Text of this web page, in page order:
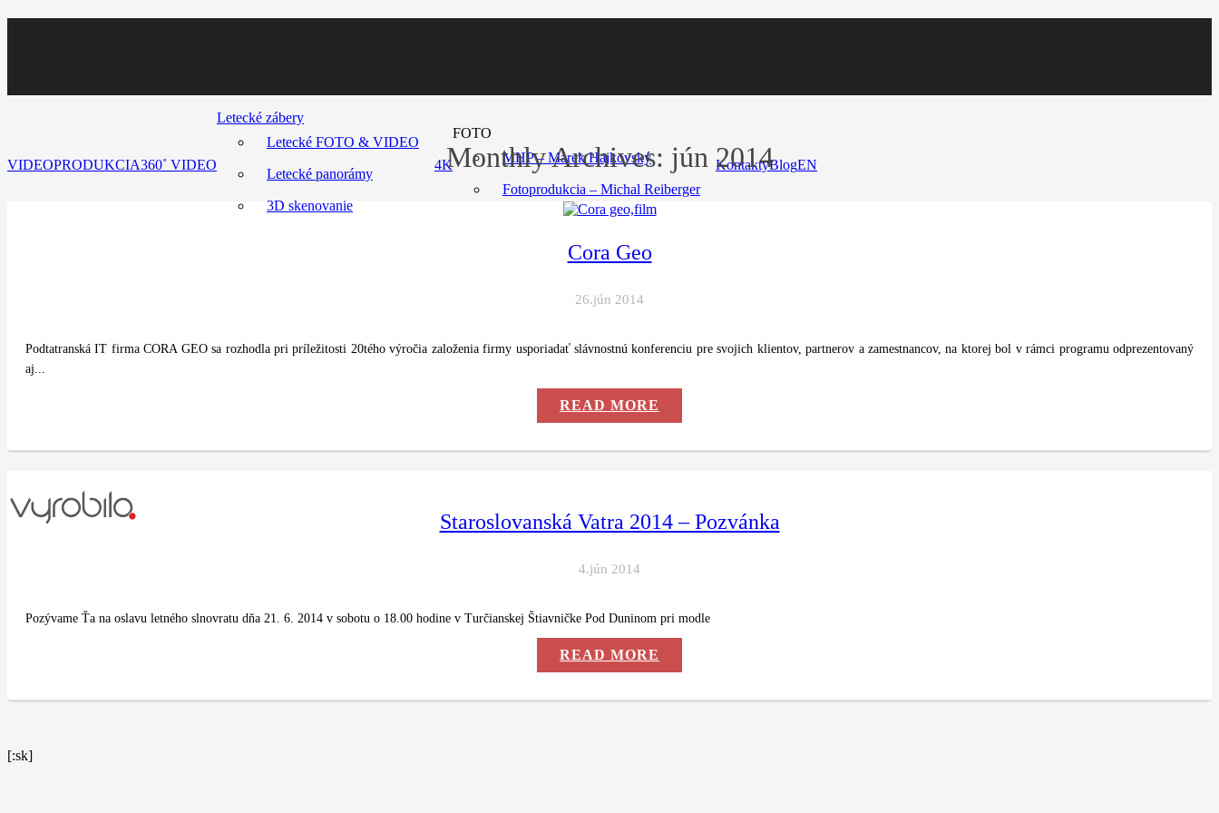
VIDEOPRODUKCIA360˚ VIDEO
Letecké zábery
Letecké FOTO & VIDEO
Letecké panorámy
3D skenovanie
4K
FOTO
MHP – Marek Hajkovský
Fotoprodukcia – Michal Reiberger
KontaktyBlogEN
Monthly Archives: jún 2014
Cora Geo
26.jún 2014
Podtatranská IT firma CORA GEO sa rozhodla pri príležitosti 20tého výročia založenia firmy usporiadať slávnostnú konferenciu pre svojich klientov, partnerov a zamestnancov, na ktorej bol v rámci programu odprezentovaný
aj...
READ MORE
Staroslovanská Vatra 2014 – Pozvánka
4.jún 2014
Pozývame Ťa na oslavu letného slnovratu dňa 21. 6. 2014 v sobotu o 18.00 hodine v Turčianskej Štiavničke Pod Duninom pri modle
READ MORE
[:sk]